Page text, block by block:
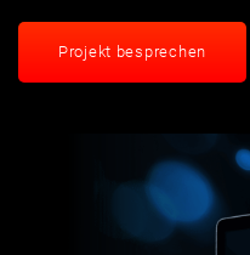
Projekt besprechen